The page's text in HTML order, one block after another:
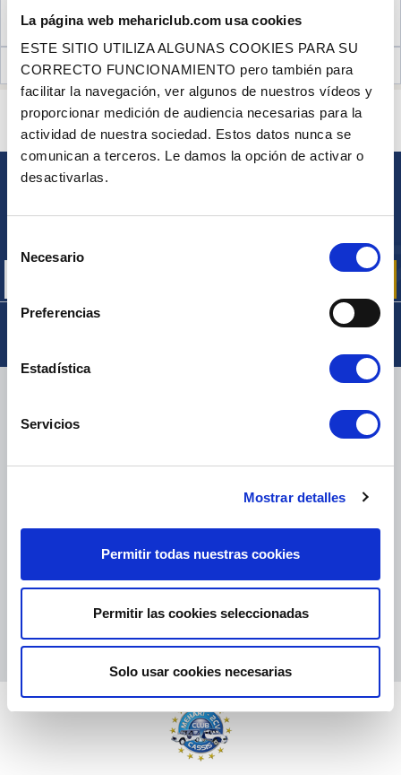
La página web mehariclub.com usa cookies
ESTE SITIO UTILIZA ALGUNAS COOKIES PARA SU
CORRECTO FUNCIONAMIENTO pero también para
facilitar la navegación, ver algunos de nuestros vídeos y
proporcionar medición de audiencia necesarias para la
actividad de nuestra sociedad. Estos datos nunca se
comunican a terceros. Le damos la opción de activar o
desactivarlas.
de Necesario
Preferencias
Estadística
Servicios
Mostrar detalles
Permitir todas nuestras cookies
Permitir las cookies seleccionadas
Solo usar cookies necesarias
VER LOS
NECESARIOS PARA EL MONTAJE
OPINIONES DE CLIENTES (2)
¿ALGUNA PREGUNTA? ¿NECESITA AYUDA?
PÓNGASE EN CONTACTO CON NOSOTROS
Inscríbase para recibir gratuitamente
eKomi
COMPANY
Excelente: 5
07.08.2026 MÁS
Basado en37850 opiniones